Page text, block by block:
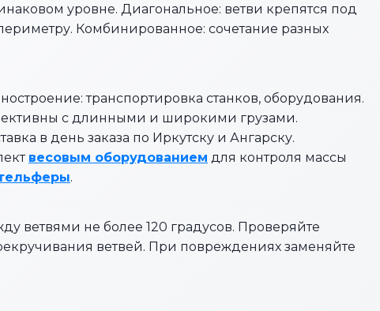
уровне. Диагональное: ветви крепятся под
Комбинированное: сочетание разных
транспортировка станков, оборудования.
с длинными и широкими грузами.
в день заказа по Иркутску и Ангарску.
весовым оборудованием для контроля массы
.
ветвями не более 120 градусов. Проверяйте
ветвей. При повреждениях заменяйте